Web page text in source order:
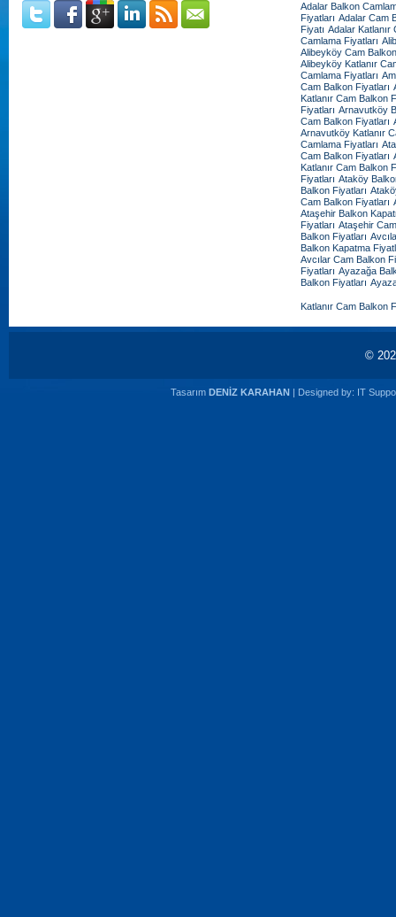
Adalar Balkon
Fiyatları Adalar Cam
Fiyatı Adalar Katlanır
Camlama Fiyatları
Alibeyköy Cam
Alibeyköy Katlanır
Camlama Fiyatları
Cam Balkon Fiyatları
Katlanır Cam Balkon
Fiyatları Arnavutköy
Cam Balkon Fiyatları
Arnavutköy Katlanır
Camlama Fiyatları
Cam Balkon Fiyatları
Katlanır Cam Balkon
Fiyatları Ataköy
Balkon Fiyatları
Cam Balkon Fiyatları
Ataşehir Balkon
Fiyatları Ataşehir
Balkon Fiyatları
Balkon Kapatma
Avcılar Cam Balkon
Fiyatları Ayazağa
Balkon Fiyatları
Katlanır Cam Balkon
©
Tasarım DENİZ KARAHAN| Designed by: IT